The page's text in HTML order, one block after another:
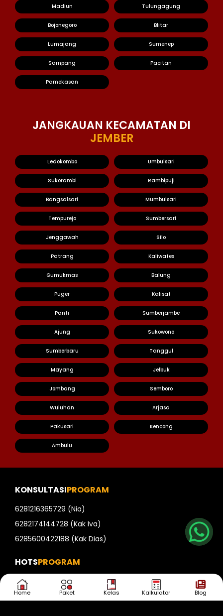
Home Paket Kelas Kalkulator Blog
Madiun Tulungagung
Bojonegoro Blitar
Lumajang Sumenep
Sampang Pacitan
Pamekasan
JANGKAUAN KECAMATAN DI
JEMBER
Ledokombo Umbulsari
Sukorambi Rambipuji
Bangsalsari Mumbulsari
Tempurejo Sumbersari
Jenggawah Silo
Patrang Kaliwates
Gumukmas Balung
Puger Kalisat
Panti Sumberjambe
Ajung Sukowono
Sumberbaru Tanggul
Mayang Jelbuk
Jombang Semboro
Wuluhan Arjasa
Pakusari Kencong
Ambulu
Kak Iva
Kak Dias
KONSULTASIPROGRAM
6281216365729 (Nia)
6282174144728 (Kak Iva)
6285600422188 (Kak Dias)
HOTSPROGRAM
AKPOL
AKADEMI TNI